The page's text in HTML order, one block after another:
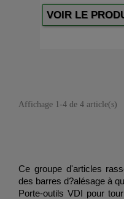
VOIR LE
Affichage 1-4 de 4 article(s)
Ce groupe d'articles
des barres d?alésage à
Porte-outils VDI pour